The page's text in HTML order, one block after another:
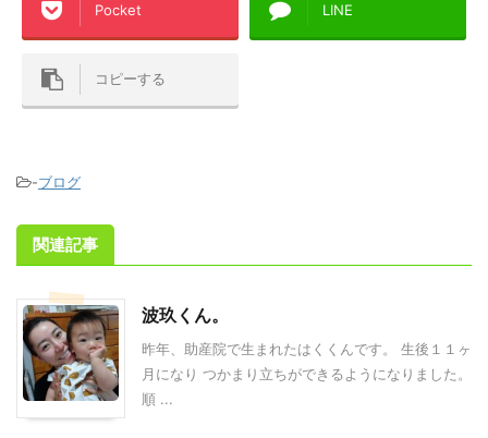
Pocket LINE
コピーする
-ブログ
関連記事
波玖くん。
昨年、助産院で生まれたはくくんです。 生後１１ヶ
月になり つかまり立ちができるようになりました。
順 ...